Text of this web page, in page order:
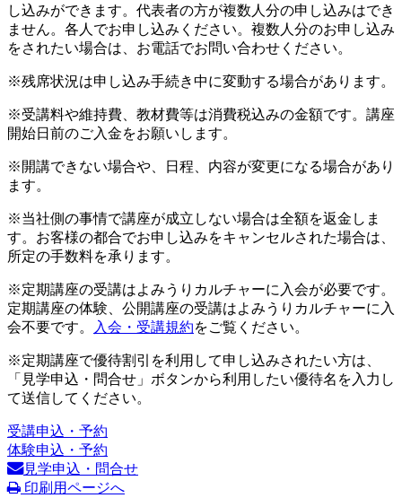
し込みができます。代表者の方が複数人分の申し込みはでき
ません。各人でお申し込みください。複数人分のお申し込み
をされたい場合は、お電話でお問い合わせください。
※残席状況は申し込み手続き中に変動する場合があります。
※受講料や維持費、教材費等は消費税込みの金額です。講座
開始日前のご入金をお願いします。
※開講できない場合や、日程、内容が変更になる場合があり
ます。
※当社側の事情で講座が成立しない場合は全額を返金しま
す。お客様の都合でお申し込みをキャンセルされた場合は、
所定の手数料を承ります。
※定期講座の受講はよみうりカルチャーに入会が必要です。
定期講座の体験、公開講座の受講はよみうりカルチャーに入
会不要です。
入会・受講規約をご覧ください。
※定期講座で優待割引を利用して申し込みされたい方は、
「見学申込・問合せ」ボタンから利用したい優待名を入力し
て送信してください。
受講申込・予約
体験申込・予約
見学申込・問合せ
印刷用ページへ